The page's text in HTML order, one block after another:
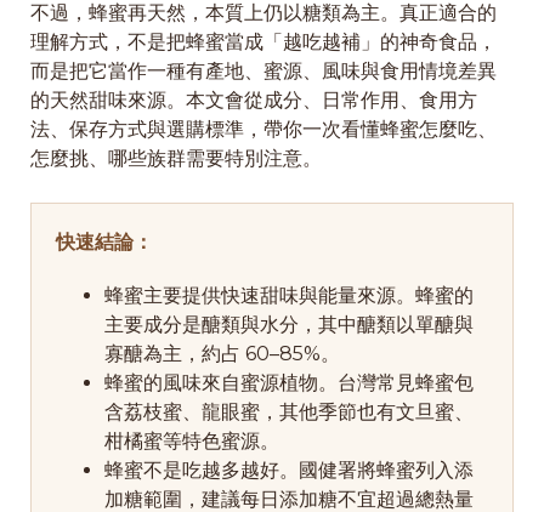
不過，蜂蜜再天然，本質上仍以糖類為主。真正適合的
理解方式，不是把蜂蜜當成「越吃越補」的神奇食品，
而是把它當作一種有產地、蜜源、風味與食用情境差異
的天然甜味來源。本文會從成分、日常作用、食用方
法、保存方式與選購標準，帶你一次看懂蜂蜜怎麼吃、
怎麼挑、哪些族群需要特別注意。
快速結論：
蜂蜜主要提供快速甜味與能量來源。蜂蜜的
主要成分是醣類與水分，其中醣類以單醣與
寡醣為主，約占 60–85%。
蜂蜜的風味來自蜜源植物。台灣常見蜂蜜包
含荔枝蜜、龍眼蜜，其他季節也有文旦蜜、
柑橘蜜等特色蜜源。
蜂蜜不是吃越多越好。國健署將蜂蜜列入添
加糖範圍，建議每日添加糖不宜超過總熱量